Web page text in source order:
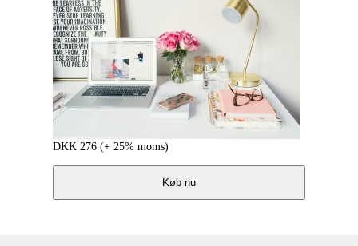
DKK 276 (+ 25% moms)
Køb nu